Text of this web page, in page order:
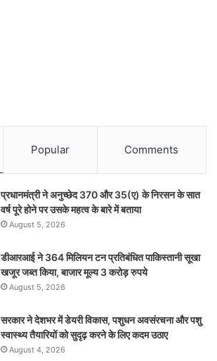
Popular Comments
प्रधानमंत्री ने अनुच्छेद 370 और 35(ए) के निरसन के सात
वर्ष पूरे होने पर उसके महत्व के बारे में बताया
August 5, 2026
डीआरआई ने 364 मिलियन टन प्रतिबंधित पाकिस्तानी सूखा
खजूर जब्त किया, बाजार मूल्य 3 करोड़ रुपये
August 5, 2026
सरकार ने देशभर में डेयरी विकास, पशुधन अवसंरचना और पशु
स्वास्थ्य तैयारियों को सुदृढ़ करने के लिए कदम उठाए
August 4, 2026